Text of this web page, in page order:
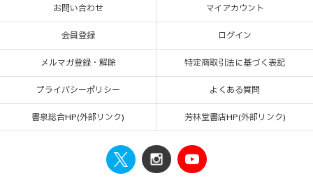
お問い合わせ マイアカウント
会員登録 ログイン
メルマガ登録・解除 特定商取引法に基づく表記
プライバシーポリシー よくある質問
書泉総合HP(外部リンク) 芳林堂書店HP(外部リンク)